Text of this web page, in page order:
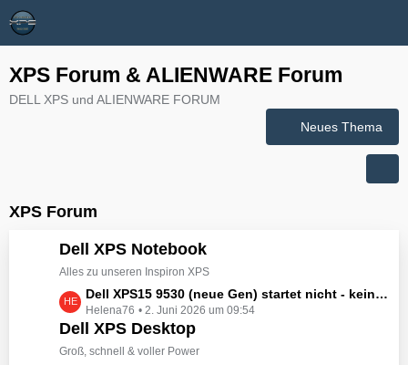
XPS Forum & ALIENWARE Forum
DELL XPS und ALIENWARE FORUM
Neues Thema
XPS Forum
Dell XPS Notebook
Alles zu unseren Inspiron XPS
L
e
t
z
Dell XPS15 9530 (neue Gen) startet nicht - kein booten, kein Licht - nichts tut sich - hat jemand eine Idee wie man ihn zum Leben erwecken könnte?
Helena76 2. Juni 2026 um 09:54
Dell XPS Desktop
Groß, schnell & voller Power